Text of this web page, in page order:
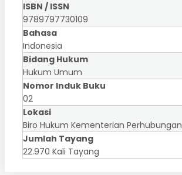
ISBN / ISSN
9789797730109
Bahasa
Indonesia
Bidang Hukum
Hukum Umum
Nomor Induk Buku
02
Lokasi
Biro Hukum Kementerian Perhubungan
Jumlah Tayang
22.970 Kali Tayang